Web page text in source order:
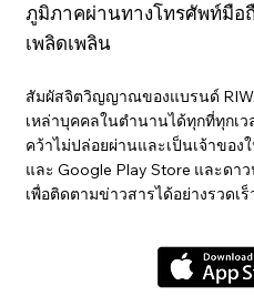
ภูมิภาคผ่านทางโทรศัพท์มือ
เพลิดเพลิน
สัมผัสจิตวิญญาณของแบรนด์
เหล่าบุคคลในตำนานได้ทุกที่ทุกเว
คว้าไม่ปล่อยผ่านและเป็นเจ้าของ
และ Google Play Store และดา
เพื่อติดตามข่าวสารได้อย่างรวดเร็